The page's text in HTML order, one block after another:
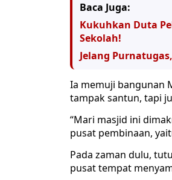
Baca Juga:
Kukuhkan Duta
Sekolah!
Jelang
Ia memuji bangunan
tampak santun, tapi
“Mari masjid ini
pusat pembinaan,
Pada zaman dulu,
pusat tempat